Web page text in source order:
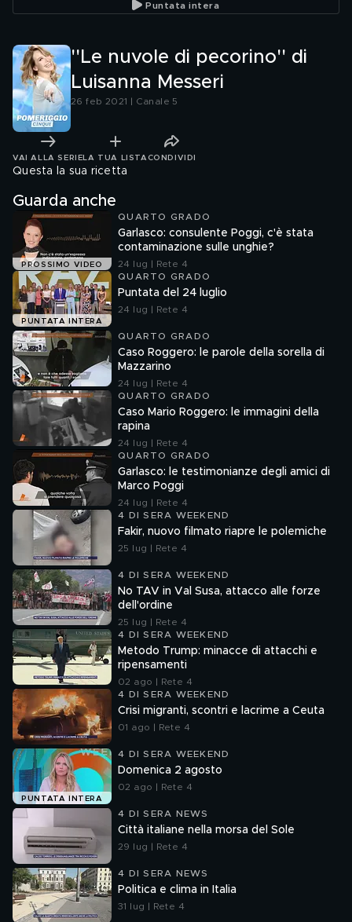
Puntata intera
''Le nuvole di pecorino'' di
Luisanna Messeri
26 feb 2021 | Canale 5
VAI ALLA SERIE LA TUA LISTA CONDIVIDI
Questa la sua ricetta
Guarda anche
PROSSIMO VIDEO
QUARTO GRADO
Garlasco: consulente Poggi, c'è stata
contaminazione sulle unghie?
24 lug | Rete 4
PUNTATA INTERA
QUARTO GRADO
Puntata del 24 luglio
24 lug | Rete 4
QUARTO GRADO
Caso Roggero: le parole della sorella di
Mazzarino
24 lug | Rete 4
QUARTO GRADO
Caso Mario Roggero: le immagini della
rapina
24 lug | Rete 4
QUARTO GRADO
Garlasco: le testimonianze degli amici di
Marco Poggi
24 lug | Rete 4
4 DI SERA WEEKEND
Fakir, nuovo filmato riapre le polemiche
25 lug | Rete 4
4 DI SERA WEEKEND
No TAV in Val Susa, attacco alle forze
dell'ordine
25 lug | Rete 4
4 DI SERA WEEKEND
Metodo Trump: minacce di attacchi e
ripensamenti
02 ago | Rete 4
4 DI SERA WEEKEND
Crisi migranti, scontri e lacrime a Ceuta
01 ago | Rete 4
PUNTATA INTERA
4 DI SERA WEEKEND
Domenica 2 agosto
02 ago | Rete 4
4 DI SERA NEWS
Città italiane nella morsa del Sole
29 lug | Rete 4
4 DI SERA NEWS
Politica e clima in Italia
31 lug | Rete 4